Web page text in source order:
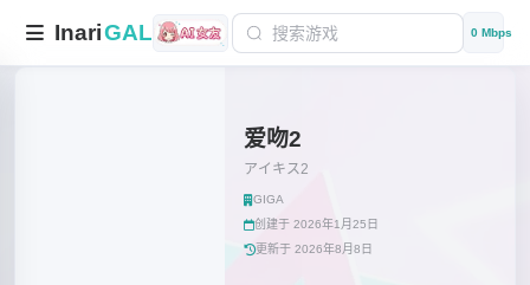
InariGAL 0 Mbps
爱吻2
アイキス2
GIGA
创建于 2026年1月25日
更新于 2026年8月8日